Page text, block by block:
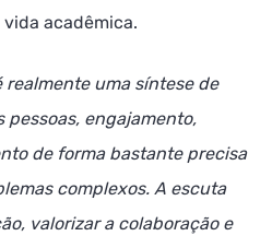
acadêmica.
realmente uma síntese de
pessoas, engajamento,
de forma bastante precisa
complexos. A escuta
valorizar a colaboração e